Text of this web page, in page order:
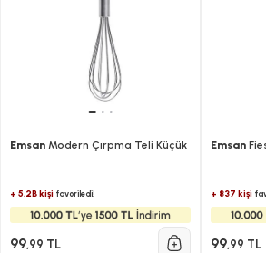
Emsan Modern Çırpma Teli Küçük
+ 5.2B kişi favoriledi!
99,99 TL
Emsan
+ 837 kişi
99,99 TL